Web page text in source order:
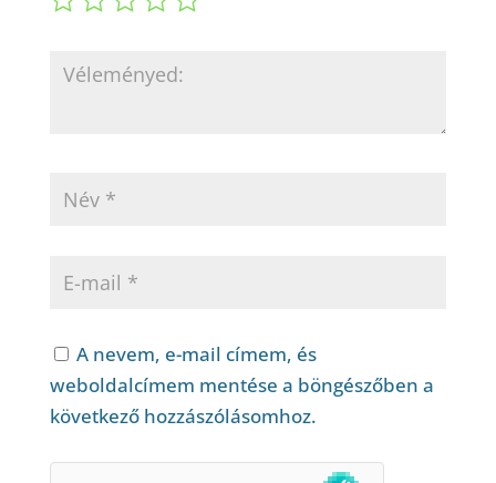
A nevem, e-mail címem, és
weboldalcímem mentése a böngészőben a
következő hozzászólásomhoz.